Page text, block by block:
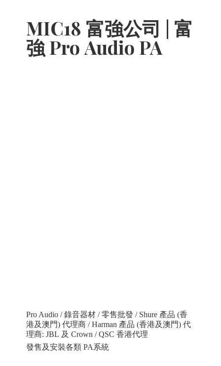
MIC18 富強公司 | 富
強 Pro Audio PA
Pro Audio / 錄音器材 / 零售批發 / Shure 產品 (香
港及澳門) 代理商 / Harman 產品 (香港及澳門) 代
理商: JBL 及 Crown / QSC 香港代理
發售及安裝各類 PA系統